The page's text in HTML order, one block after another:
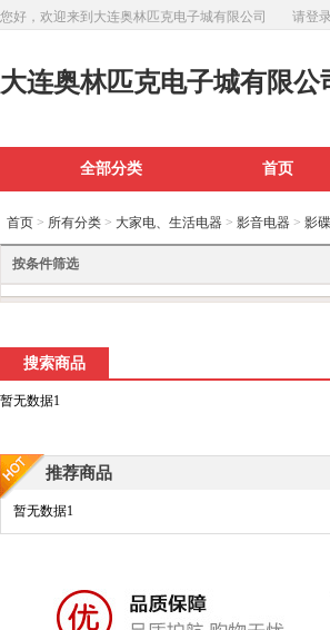
您好，欢迎来到大连奥林匹克电子城有限公司 请登
大连奥林匹克电子城有限公
全部分类 首页
首页 > 所有分类 > 大家电、生活电器 > 影音电器 > 影
按条件筛选
搜索商品
暂无数据1
推荐商品
暂无数据1